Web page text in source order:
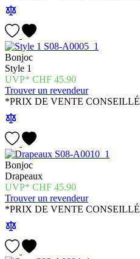
Bonjoc
Style 1
CHF 45.90
Trouver un revendeur
*PRIX DE VENTE CONSEILLÉ
Bonjoc
Drapeaux
CHF 45.90
Trouver un revendeur
*PRIX DE VENTE CONSEILLÉ